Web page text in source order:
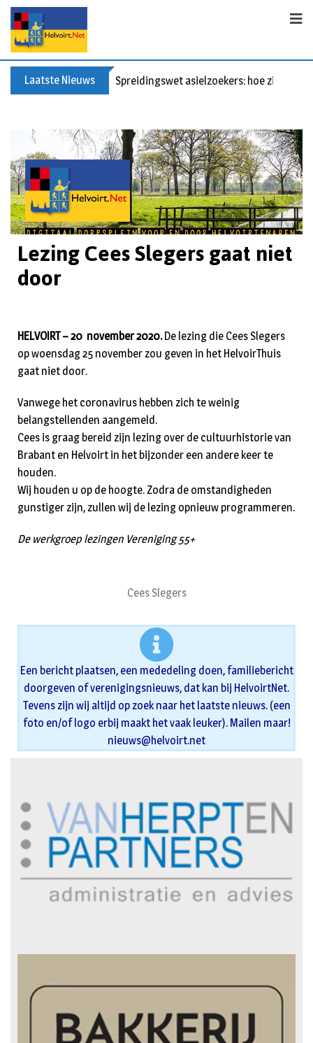
Laatste Nieuws Spreidingswet asielzoekers: hoe zit dat?
Lezing Cees Slegers gaat niet
door
HELVOIRT – 20 november 2020.De lezing die Cees Slegers
op woensdag 25 november zou geven in het HelvoirThuis
gaat niet door.
Vanwege het coronavirus hebben zich te weinig
belangstellenden aangemeld.
Cees is graag bereid zijn lezing over de cultuurhistorie van
Brabant en Helvoirt in het bijzonder een andere keer te
houden.
Wij houden u op de hoogte. Zodra de omstandigheden
gunstiger zijn, zullen wij de lezing opnieuw programmeren.
De werkgroep lezingen Vereniging 55+
Cees Slegers
Een bericht plaatsen, een mededeling doen, familiebericht
doorgeven of verenigingsnieuws, dat kan bij HelvoirtNet.
Tevens zijn wij altijd op zoek naar het laatste nieuws. (een
foto en/of logo erbij maakt het vaak leuker). Mailen maar!
nieuws@helvoirt.net